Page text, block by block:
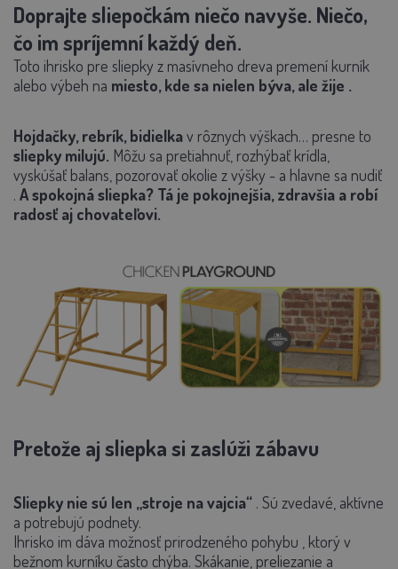
Doprajte sliepočkám niečo navyše. Niečo,
čo im spríjemní každý deň.
Toto ihrisko pre sliepky z masívneho dreva premení kurník
alebo výbeh na miesto, kde sa nielen býva, ale žije .
Hojdačky, rebrík, bidielkav rôznych výškach… presne to
sliepky milujú. Môžu sa pretiahnuť, rozhýbať krídla,
vyskúšať balans, pozorovať okolie z výšky - a hlavne sa nudiť
. A spokojná sliepka? Tá je pokojnejšia, zdravšia a robí
radosť aj chovateľovi.
Pretože aj sliepka si zaslúži zábavu
Sliepky nie sú len „stroje na vajcia“ . Sú zvedavé, aktívne
a potrebujú podnety.
Ihrisko im dáva možnosť prirodzeného pohybu , ktorý v
bežnom kurníku často chýba. Skákanie, preliezanie a